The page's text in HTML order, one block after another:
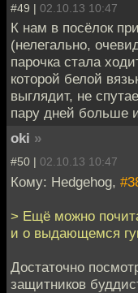
#49 | 02.10.13 10:47
К нам в посёлок
(нелегально,
парочка стала
которой белой
выглядит, не
пару дней больше
oki »
#50 | 02.10.13 10:47
Кому: Hedgehog,
> Ещё можно
и о выдающемся
Достаточно
защитников